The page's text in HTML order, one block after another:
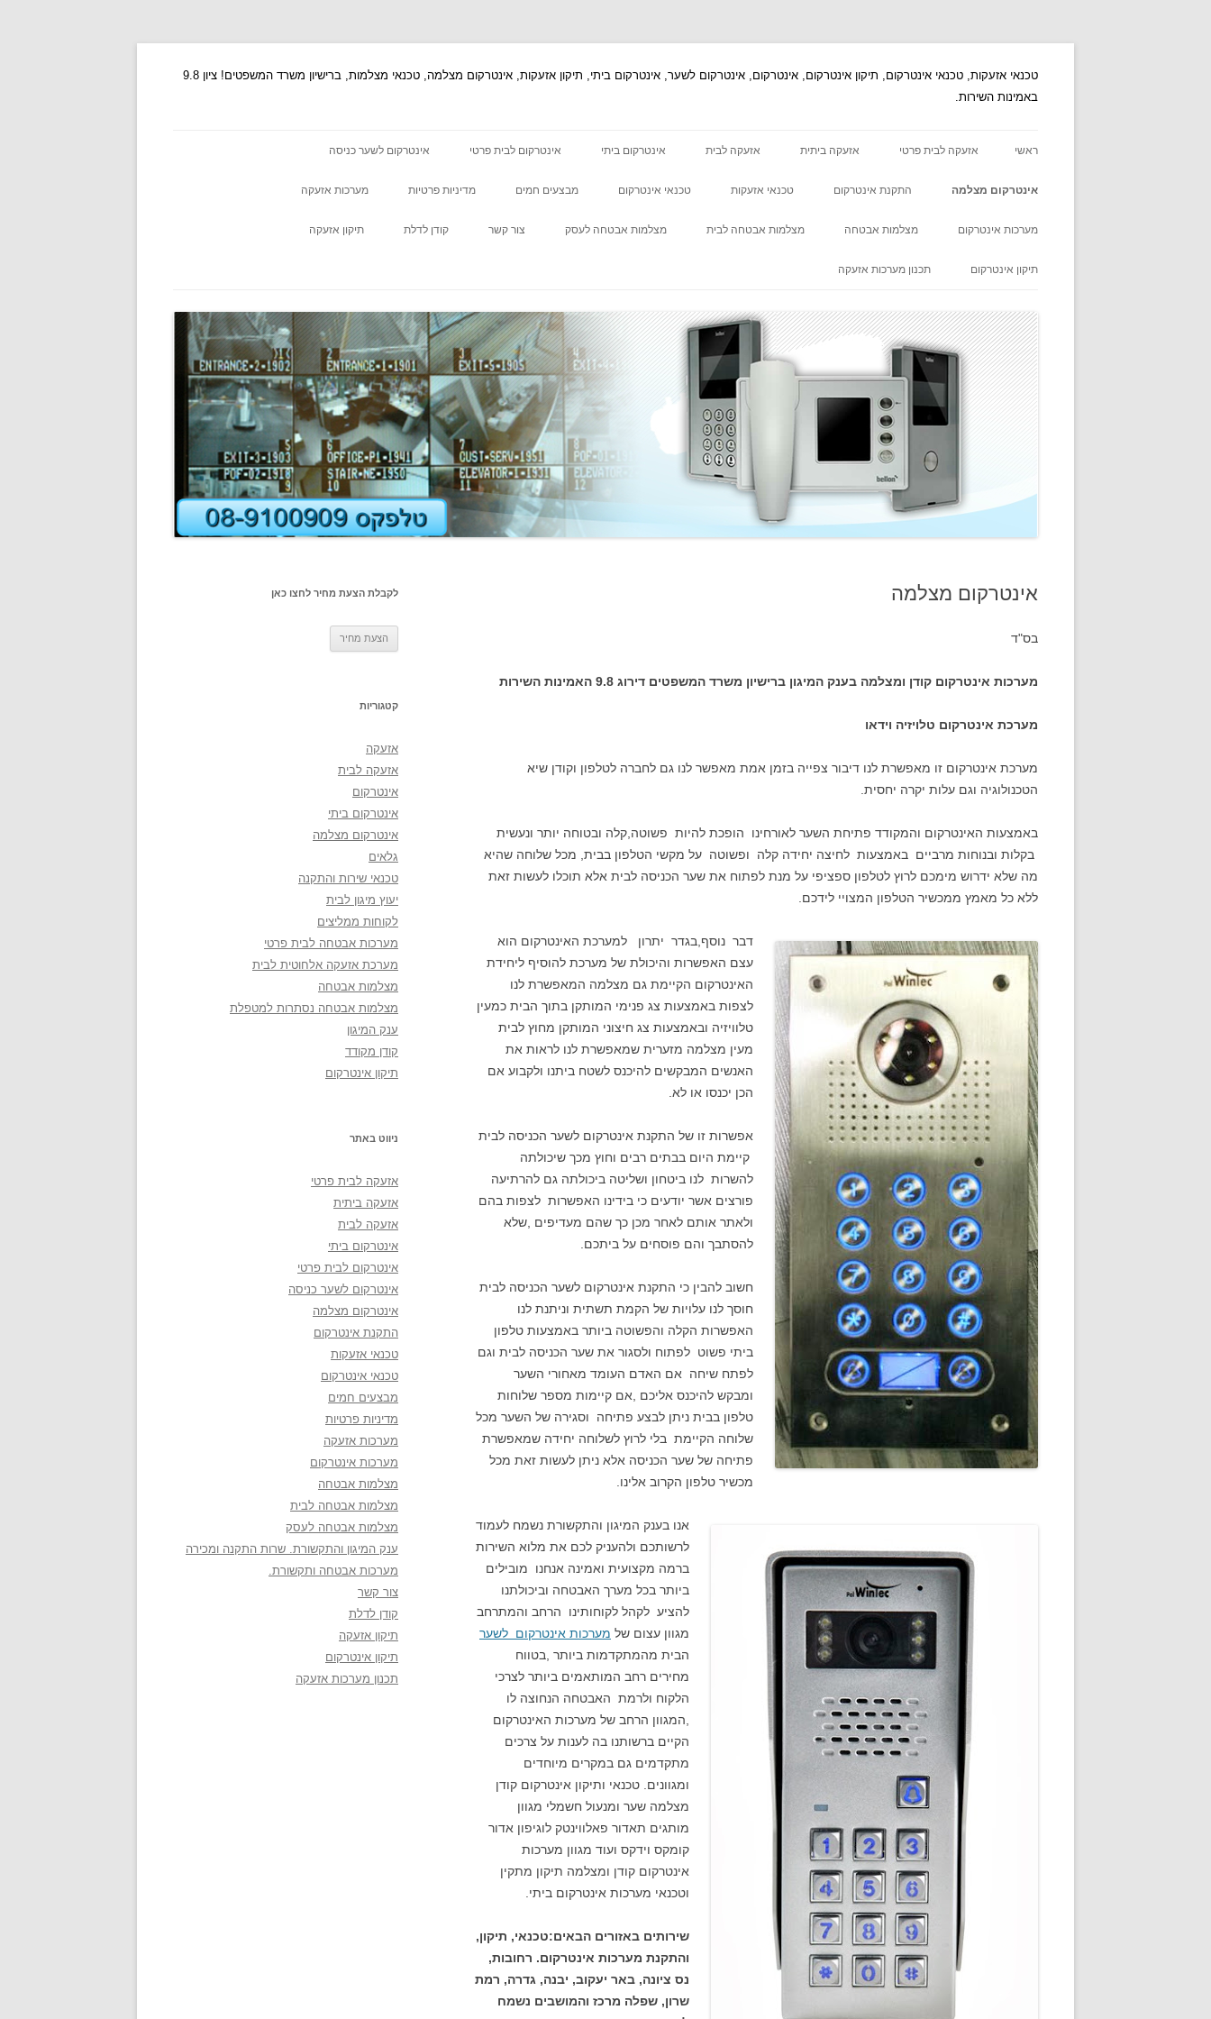
טכנאי אזעקות, טכנאי אינטרקום, תיקון אינטרקום, אינטרקום, אינטרקום לשער, אינטרקום ביתי, תיקון אזעקות, אינטרקום מצלמה, טכנאי מצלמות, ברישיון משרד המשפטים! ציון 9.8
באמינות השירות.
ראשי אזעקה לבית פרטי אזעקה ביתית אזעקה לבית אינטרקום ביתי אינטרקום לבית פרטי אינטרקום לשער כניסה
אינטרקום מצלמה התקנת אינטרקום טכנאי אזעקות טכנאי אינטרקום מבצעים חמים מדיניות פרטיות מערכות אזעקה
מערכות אינטרקום מצלמות אבטחה מצלמות אבטחה לבית מצלמות אבטחה לעסק צור קשר קודן לדלת תיקון אזעקה
תיקון אינטרקום תכנון מערכות אזעקה
אינטרקום מצלמה
בס"ד
מערכות אינטרקום קודן ומצלמה בענק המיגון ברישיון משרד המשפטים דירוג 9.8 האמינות השירות
מערכת אינטרקום טלויזיה וידאו
מערכת אינטרקום זו מאפשרת לנו דיבור צפייה בזמן אמת מאפשר לנו גם לחברה לטלפון וקודן שיא
הטכנולוגיה וגם עלות יקרה יחסית.
באמצעות האינטרקום והמקודד פתיחת השער לאורחינו הופכת להיות פשוטה,קלה ובטוחה יותר ונעשית
בקלות ובנוחות מרביים באמצעות לחיצה יחידה קלה ופשוטה על מקשי הטלפון בבית, מכל שלוחה שהיא
מה שלא ידרוש מימכם לרוץ לטלפון ספציפי על מנת לפתוח את שער הכניסה לבית אלא תוכלו לעשות זאת
ללא כל מאמץ ממכשיר הטלפון המצויי לידכם.
דבר נוסף,בגדר יתרון למערכת האינטרקום הוא
עצם האפשרות והיכולת של מערכת להוסיף ליחידת
האינטרקום הקיימת גם מצלמה המאפשרת לנו
לצפות באמצעות צג פנימי המותקן בתוך הבית כמעין
טלוויזיה ובאמצעות צג חיצוני המותקן מחוץ לבית
מעין מצלמה מזערית שמאפשרת לנו לראות את
האנשים המבקשים להיכנס לשטח ביתנו ולקבוע אם
הכן יכנסו או לא.
אפשרות זו של התקנת אינטרקום לשער הכניסה לבית
קיימת היום בבתים רבים וחוץ מכך שיכולתה
להשרות לנו ביטחון ושליטה ביכולתה גם להרתיעה
פורצים אשר יודעים כי בידינו האפשרות לצפות בהם
ולאתר אותם לאחר מכן כך שהם מעדיפים ,שלא
להסתבך והם פוסחים על ביתכם.
חשוב להבין כי התקנת אינטרקום לשער הכניסה לבית
חוסך לנו עלויות של הקמת תשתית וניתנת לנו
האפשרות הקלה והפשוטה ביותר באמצעות טלפון
ביתי פשוט לפתוח ולסגור את שער הכניסה לבית וגם
לפתח שיחה אם האדם העומד מאחורי השער
ומבקש להיכנס אליכם ,אם קיימות מספר שלוחות
טלפון בבית ניתן לבצע פתיחה וסגירה של השער מכל
שלוחה הקיימת בלי לרוץ לשלוחה יחידה שמאפשרת
פתיחה של שער הכניסה אלא ניתן לעשות זאת מכל
מכשיר טלפון הקרוב אלינו.
אנו בענק המיגון והתקשורת נשמח לעמוד
לרשותכם ולהעניק לכם את מלוא השירות
ברמה מקצועית ואמינה אנחנו מובילים
ביותר בכל מערך האבטחה וביכולתנו
להציע לקהל לקוחותינו הרחב והמתרחב
מגוון עצום של מערכות אינטרקום לשער
הבית מהמתקדמות ביותר ,בטווח
מחירים רחב המותאמים ביותר לצרכי
הלקוח ולרמת האבטחה הנחוצה לו
,המגוון הרחב של מערכות האינטרקום
הקיים ברשותנו בה לענות על צרכים
מתקדמים גם במקרים מיוחדים
ומגוונים. טכנאי ותיקון אינטרקום קודן
מצלמה שער ומנעול חשמלי מגוון
מותגים תאדור פאלווינטק לוגיפון אדור
קומקס וידקס ועוד מגוון מערכות
אינטרקום קודן ומצלמה תיקון מתקין
וטכנאי מערכות אינטרקום ביתי.
שירותים באזורים הבאים:טכנאי, תיקון,
והתקנת מערכות אינטרקום. רחובות,
נס ציונה, באר יעקוב, יבנה, גדרה, רמת
שרון, שפלה מרכז והמושבים נשמח
לקבלת הצעת מחיר לחצו כאן
קטגוריות
אזעקה
אזעקה לבית
אינטרקום
אינטרקום ביתי
אינטרקום מצלמה
גלאים
טכנאי שירות והתקנה
יעוץ מיגון לבית
לקוחות ממליצים
מערכות אבטחה לבית פרטי
מערכת אזעקה אלחוטית לבית
מצלמות אבטחה
מצלמות אבטחה נסתרות למטפלת
ענק המיגון
קודן מקודד
תיקון אינטרקום
ניווט באתר
אזעקה לבית פרטי
אזעקה ביתית
אזעקה לבית
אינטרקום ביתי
אינטרקום לבית פרטי
אינטרקום לשער כניסה
אינטרקום מצלמה
התקנת אינטרקום
טכנאי אזעקות
טכנאי אינטרקום
מבצעים חמים
מדיניות פרטיות
מערכות אזעקה
מערכות אינטרקום
מצלמות אבטחה
מצלמות אבטחה לבית
מצלמות אבטחה לעסק
ענק המיגון והתקשורת. שרות התקנה ומכירה
מערכות אבטחה ותקשורת.
צור קשר
קודן לדלת
תיקון אזעקה
תיקון אינטרקום
תכנון מערכות אזעקה